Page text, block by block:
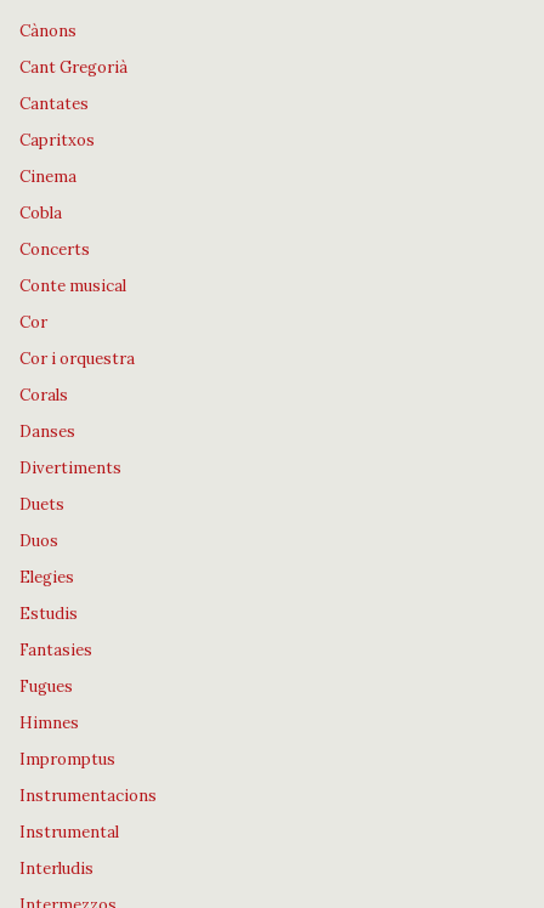
Cànons
Cant Gregorià
Cantates
Capritxos
Cinema
Cobla
Concerts
Conte musical
Cor
Cor i orquestra
Corals
Danses
Divertiments
Duets
Duos
Elegies
Estudis
Fantasies
Fugues
Himnes
Impromptus
Instrumentacions
Instrumental
Interludis